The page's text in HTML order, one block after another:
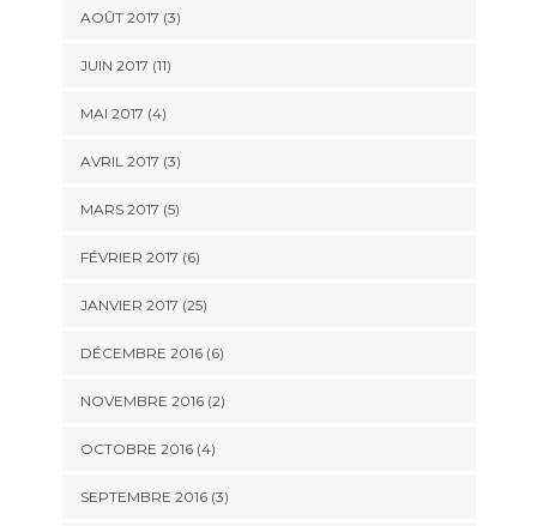
AOÛT 2017 (3)
JUIN 2017 (11)
MAI 2017 (4)
AVRIL 2017 (3)
MARS 2017 (5)
FÉVRIER 2017 (6)
JANVIER 2017 (25)
DÉCEMBRE 2016 (6)
NOVEMBRE 2016 (2)
OCTOBRE 2016 (4)
SEPTEMBRE 2016 (3)